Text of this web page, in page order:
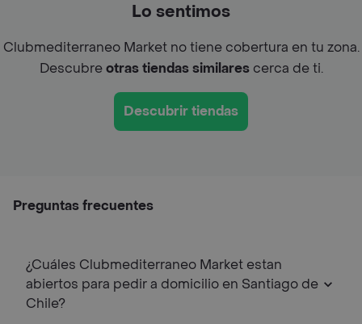
Lo sentimos
Clubmediterraneo Market no tiene cobertura en tu zona.
Descubreotras tiendas similarescerca de ti.
Descubrir tiendas
Preguntas frecuentes
¿Cuáles Clubmediterraneo Market estan
abiertos para pedir a domicilio en Santiago de
Chile?